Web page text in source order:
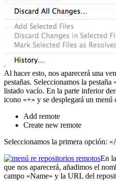
Al hacer esto, nos aparecerá una
pestañas. Seleccionamos la pestaña
listado vacío. En la parte inferior
icono «+» y se desplegará un menú
Add remote
Create new remote
Seleccionamos la primera opción:
En
que nos aparecerá, añadimos el
campo «Name» y la URL del